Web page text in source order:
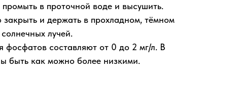
в проточной воде и высушить.
и держать в прохладном, тёмном
лучей.
составляют от 0 до 2 мг/л. В
быть как можно более низкими.